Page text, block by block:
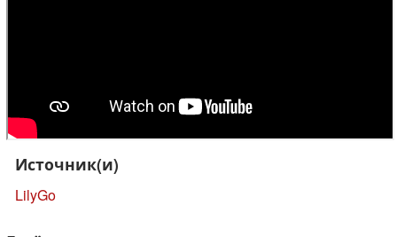
Источник(и)
LilyGo